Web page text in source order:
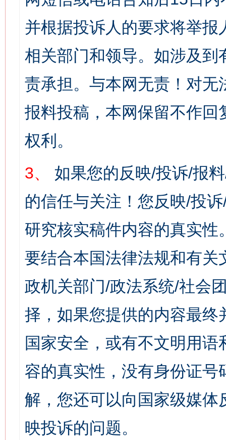
并根据投诉人的要求将举
相关部门和领导。如涉及
责承担。与本网无责！对
报料投稿，本网保留不作
权利。
3、
如果您的反映/投诉/报
的信任与关注！您反映/投
研究核实稿件内容的真实
要结合本国法律法规和有关
政机关部门/政法系统/社会
择，如果您提供的内容最
国家安全，或有不文明用
容的真实性，没有身份证
解，您还可以向国家级媒
映投诉的问题。